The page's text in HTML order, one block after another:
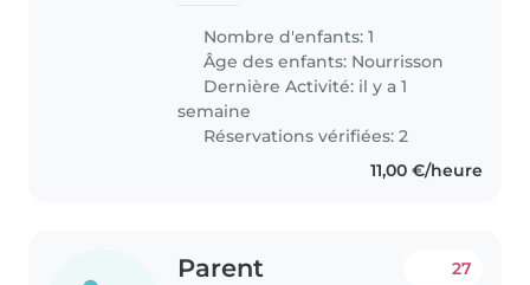
Nombre d'enfants: 1
Âge des enfants: Nourrisson
Dernière Activité: il y a 1
semaine
Réservations vérifiées: 2
11,00 €/heure
Parent 27